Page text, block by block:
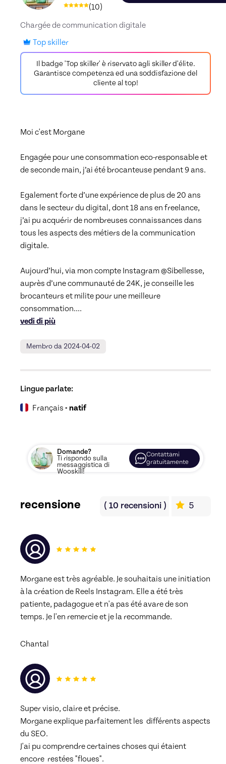
(10)
Chargée de communication digitale
Top skiller
Il badge 'Top skiller' è riservato agli skiller d'élite.
Garantisce competenza ed una soddisfazione del
cliente al top!
Moi c'est Morgane
Engagée pour une consommation eco-responsable et
de seconde main, j’ai été brocanteuse pendant 9 ans.
Egalement forte d’une expérience de plus de 20 ans
dans le secteur du digital, dont 18 ans en freelance,
j’ai pu acquérir de nombreuses connaissances dans
tous les aspects des métiers de la communication
digitale.
Aujourd’hui, via mon compte Instagram @Sibellesse,
auprès d’une communauté de 24K, je conseille les
brocanteurs et milite pour une meilleure
consommation....
vedi di più
Membro da 2024-04-02
Lingue parlate:
Français - natif
Domande?
Ti rispondo sulla
messaggistica di
Wooskill!
Contattami
gratuitamente
recensione ( 10 recensioni ) 5
Morgane est très agréable. Je souhaitais une initiation
à la création de Reels Instagram. Elle a été très
patiente, padagogue et n'a pas été avare de son
temps. Je l'en remercie et je la recommande.
Chantal
Super visio, claire et précise.
Morgane explique parfaitement les  différents aspects
du SEO.
J'ai pu comprendre certaines choses qui étaient
encore  restées "floues".